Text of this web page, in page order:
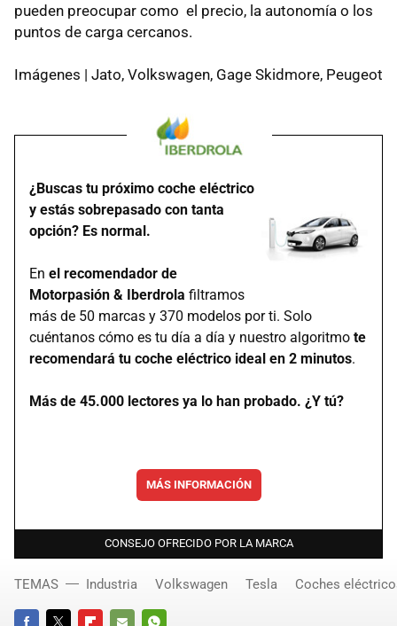
pueden preocupar como el precio, la autonomía o los
puntos de carga cercanos.
Imágenes | Jato, Volkswagen, Gage Skidmore, Peugeot
¿Buscas tu próximo coche eléctrico
y estás sobrepasado con tanta
opción? Es normal.
En el recomendador de
Motorpasión & Iberdrola filtramos
más de 50 marcas y 370 modelos por ti. Solo
cuéntanos cómo es tu día a día y nuestro algoritmo te
recomendará tu coche eléctrico ideal en 2 minutos.
Más de 45.000 lectores ya lo han probado. ¿Y tú?
MÁS INFORMACIÓN
CONSEJO OFRECIDO POR LA MARCA
TEMAS Industria Volkswagen Tesla Coches